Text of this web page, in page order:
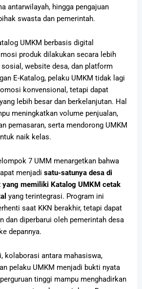
antarwilayah, hingga pengajuan
swasta dan pemerintah.
UMKM berbasis digital
produk dilakukan secara lebih
sosial, website desa, dan platform
E-Katalog, pelaku UMKM tidak lagi
konvensional, tetapi dapat
lebih besar dan berkelanjutan. Hal
meningkatkan volume penjualan,
pemasaran, serta mendorong UMKM
naik kelas.
7 UMM menargetkan bahwa
menjadi satu-satunya desa di
yang memiliki Katalog UMKM cetak
yang terintegrasi. Program ini
saat KKN berakhir, tetapi dapat
dan diperbarui oleh pemerintah desa
depannya.
kolaborasi antara mahasiswa,
pelaku UMKM menjadi bukti nyata
tinggi mampu menghadirkan